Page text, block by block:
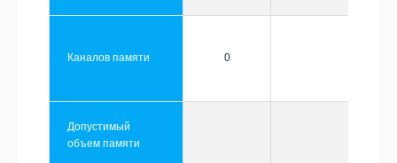
Каналов памяти 0
Допустимый
объем памяти